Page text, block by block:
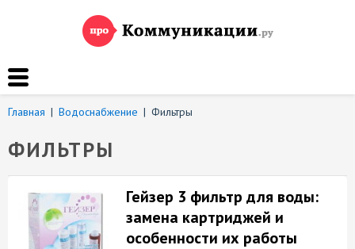
Главная | Водоснабжение | Фильтры
ФИЛЬТРЫ
Гейзер 3 фильтр для воды:
замена картриджей и
особенности их работы